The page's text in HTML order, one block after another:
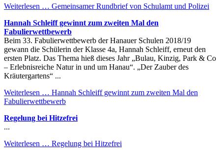
Weiterlesen … Gemeinsamer Rundbrief von Schulamt und Polizei
Hannah Schleiff gewinnt zum zweiten Mal den
Fabulierwettbewerb
Beim 33. Fabulierwettbewerb der Hanauer Schulen 2018/19
gewann die Schülerin der Klasse 4a, Hannah Schleiff, erneut den
ersten Platz. Das Thema hieß dieses Jahr „Bulau, Kinzig, Park & Co
– Erlebnisreiche Natur in und um Hanau“. „Der Zauber des
Kräutergartens“ ...
Weiterlesen … Hannah Schleiff gewinnt zum zweiten Mal den
Fabulierwettbewerb
Regelung bei Hitzefrei
...
Weiterlesen … Regelung bei Hitzefrei